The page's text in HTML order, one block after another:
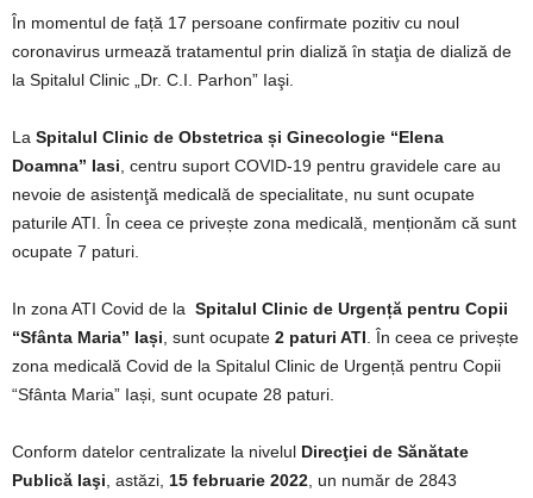
În momentul de față 17 persoane confirmate pozitiv cu noul
coronavirus urmează tratamentul prin dializă în staţia de dializă de
la Spitalul Clinic „Dr. C.I. Parhon” Iaşi.
La Spitalul Clinic de Obstetrica și Ginecologie “Elena
Doamna” Iasi , centru suport COVID-19 pentru gravidele care au
nevoie de asistenţă medicală de specialitate, nu sunt ocupate
paturile ATI. În ceea ce privește zona medicală, menționăm că sunt
ocupate 7 paturi.
In zona ATI Covid de la Spitalul Clinic de Urgență pentru Copii
“Sfânta Maria” Iași , sunt ocupate 2 paturi ATI . În ceea ce privește
zona medicală Covid de la Spitalul Clinic de Urgență pentru Copii
“Sfânta Maria” Iași, sunt ocupate 28 paturi.
Conform datelor centralizate la nivelul Direcţiei de Sănătate
Publică Iaşi , astăzi, 15 februarie 2022 , un număr de 2843